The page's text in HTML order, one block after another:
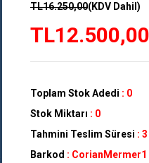
TL16.250,00(KDV Dahil)
TL12.500,00
Toplam Stok Adedi : 0
Stok Miktarı : 0
Tahmini Teslim Süresi :
Barkod : CorianMermer1